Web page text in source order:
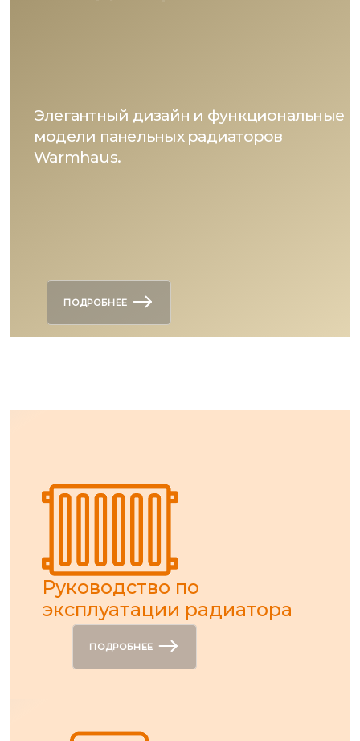
Элегантный дизайн и функциональные
модели панельных радиаторов
Warmhaus.
ПОДРОБНЕЕ
Руководство по
эксплуатации радиатора
ПОДРОБНЕЕ